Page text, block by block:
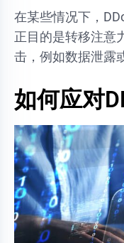
在某些情况下，
正目的是转移注意
击，例如数据泄露
如何应对